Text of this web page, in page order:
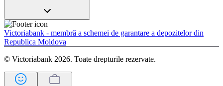
Victoriabank - membră a schemei de garantare a depozitelor din
Republica Moldova
© Victoriabank 2026. Toate drepturile rezervate.